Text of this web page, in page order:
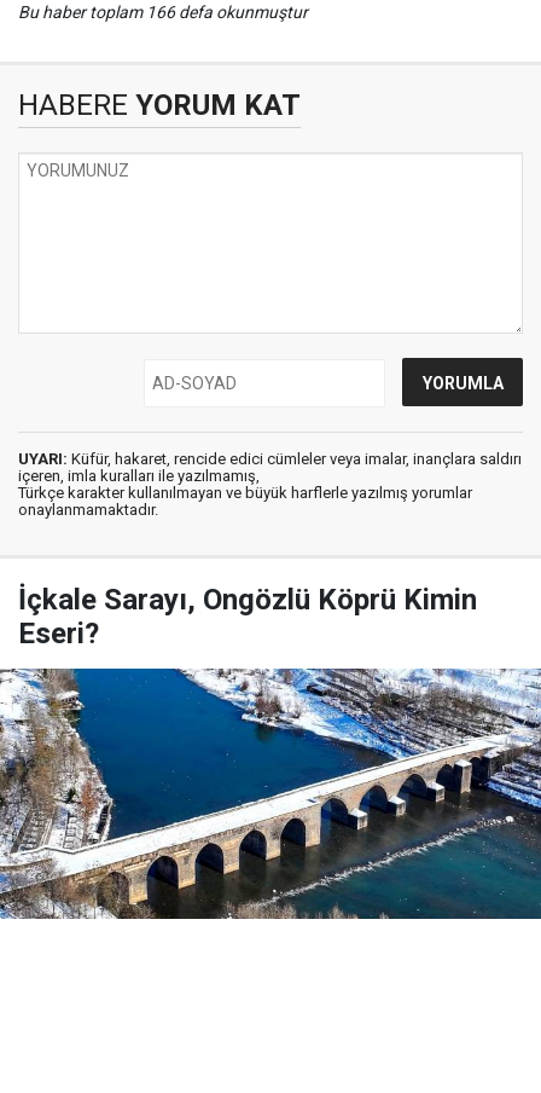
Bu haber toplam 166 defa okunmuştur
HABERE YORUM KAT
UYARI: Küfür, hakaret, rencide edici cümleler veya imalar, inançlara saldırı
içeren, imla kuralları ile yazılmamış,
Türkçe karakter kullanılmayan ve büyük harflerle yazılmış yorumlar
onaylanmamaktadır.
İçkale Sarayı, Ongözlü Köprü Kimin
Eseri?